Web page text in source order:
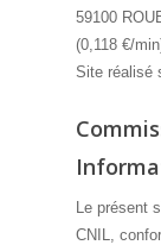
59100
(0,118 €/
Site réalisé
Le présent
CNIL,